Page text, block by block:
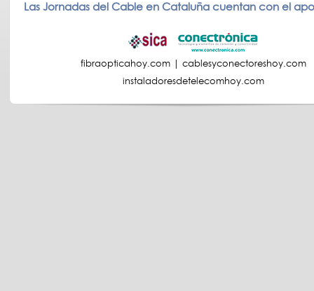
Las Jornadas del Cable en Cataluña cuentan con el
fibraopticahoy.com | cablesyconectoreshoy.com
instaladoresdetelecomhoy.com